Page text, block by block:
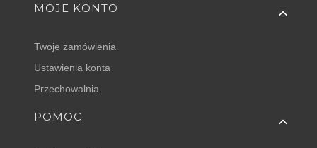
MOJE KONTO
Twoje zamówienia
Ustawienia konta
Przechowalnia
POMOC